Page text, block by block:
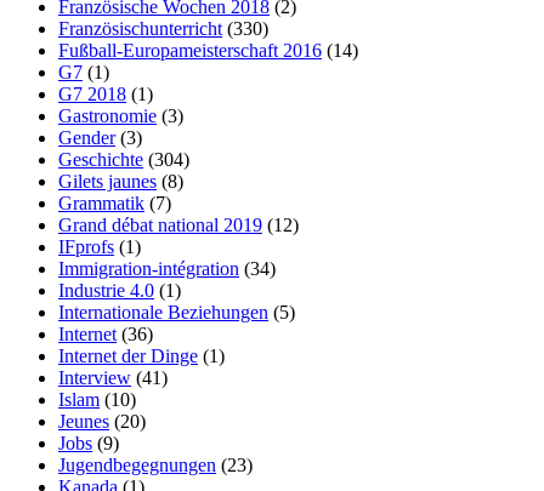
Französische Wochen 2018 (2)
Französischunterricht (330)
Fußball-Europameisterschaft 2016 (14)
G7 (1)
G7 2018 (1)
Gastronomie (3)
Gender(3)
Geschichte (304)
Gilets jaunes (8)
Grammatik (7)
Grand débat national 2019 (12)
IFprofs (1)
Immigration-intégration (34)
Industrie 4.0 (1)
Internationale Beziehungen (5)
Internet (36)
Internet der Dinge (1)
Interview (41)
Islam (10)
Jeunes (20)
Jobs (9)
Jugendbegegnungen (23)